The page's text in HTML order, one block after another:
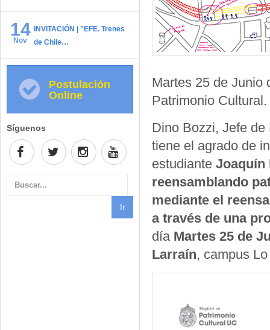
14
Nov
INVITACIÓN | "EFE. Trenes
de Chile…
Postulación
Online
Síguenos
Martes 25 de Junio
Patrimonio
Dino Bozzi, Jefe
tiene el agrado de
estudiante Joaquín
reensamblando
mediante el
a través de una
día Martes 25 de
Larraín, campus